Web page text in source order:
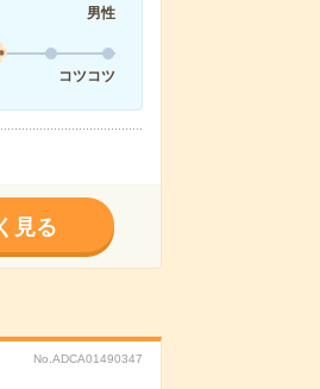
男性
コツコツ
見る
No.ADCA01490347